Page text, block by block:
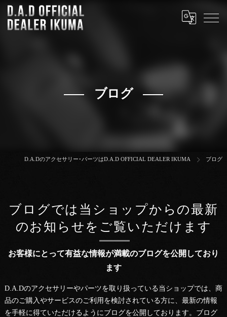
ブログ
D.A.Dのアクセサリー･パーツはD.A.D OFFICIAL DEALER IKUMA ブログ
ブログでは当ショップからの最新
のお知らせをご覧いただけます
お客様にとって有益な情報が満載のブログを公開しており
ます
D.A.Dのアクセサリーやパーツを取り扱っている当ショップでは、商
品のご購入やサービスのご利用を検討されている方に、最新の情報
を手軽に得ていただけるようにブログを公開しております。ブログ